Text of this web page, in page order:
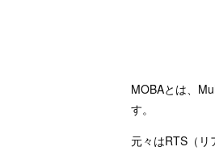
MOBAとは、
す。
元々はRTS（